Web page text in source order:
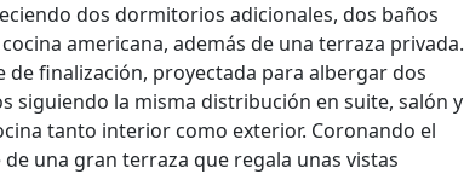
dos dormitorios adicionales, dos baños
americana, además de una terraza privada.
de finalización, proyectada para albergar dos
siguiendo la misma distribución en suite, salón y
tanto interior como exterior. Coronando el
una gran terraza que regala unas vistas